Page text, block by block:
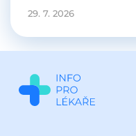
29. 7. 2026